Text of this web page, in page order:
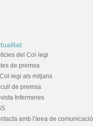
del Col·legi
de premsa
als mitjans
de premsa
Infermeres
amb l'àrea de comunicació